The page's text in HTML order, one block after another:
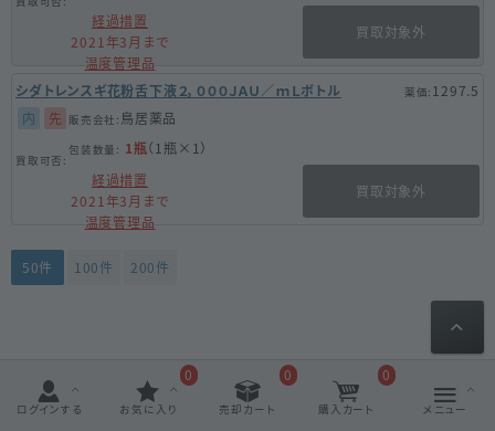
経過措置
2021年3月まで
温度管理品
買取対象外
内 先
シダトレンスギ花粉舌下液２，０００ＪＡＵ／ｍＬボトル 1297.5
1瓶（1瓶×1）
鳥居薬品
経過措置
2021年3月まで
温度管理品
買取対象外
50件 100件 200件
ログインする お気に入り
0
売却カート
0
購入カート
0
メニュー